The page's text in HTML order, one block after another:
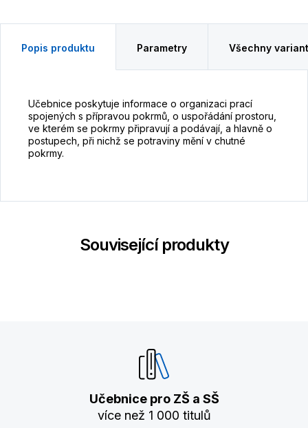
Popis produktu Parametry Všechny
Učebnice poskytuje informace o organizaci prací
spojených s přípravou pokrmů, o uspořádání prostoru,
ve kterém se pokrmy připravují a podávají, a hlavně o
postupech, při nichž se potraviny mění v chutné
pokrmy.
Související produkty
Učebnice pro ZŠ a SŠ
více než 1 000 titulů